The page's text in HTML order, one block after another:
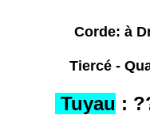
Corde: à
Tiercé -
Tuyau :